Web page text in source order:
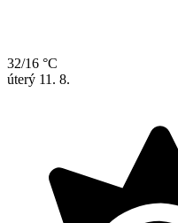
32/16 °C
úterý 11. 8.